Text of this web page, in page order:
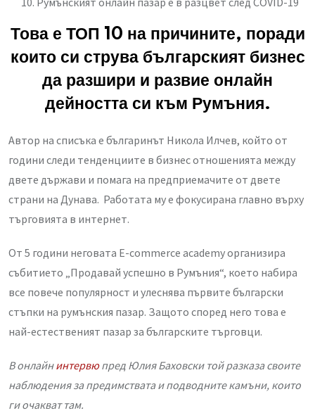
Това е ТОП 10 на причините, поради
които си струва българският бизнес
да разшири и развие онлайн
дейността си към Румъния.
Автор на списъка е българинът Никола Илчев, който от
години следи тенденциите в бизнес отношенията между
двете държави и помага на предприемачите от двете
страни на Дунава. Работата му е фокусирана главно върху
търговията в интернет.
От 5 години неговата E-commerce academy организира
събитието „Продавай успешно в Румъния“, което набира
все повече популярност и улеснява първите български
стъпки на румънския пазар. Защото според него това е
най-естественият пазар за българските търговци.
В онлайнинтервюпред Юлия Баховски той разказа своите
наблюдения за предимствата и подводните камъни, които
ги очакват там.